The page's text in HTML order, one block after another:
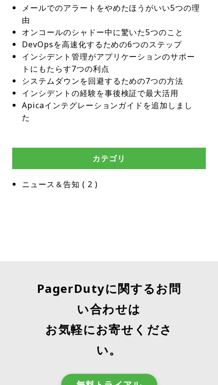
メールでのアラートをやめたほうがいい5つの理
由
オンコールのシャドー中に驚いた5つのこと
DevOpsを高速化するための6つのステップ
インシデント管理がアプリケーションのサポー
トにもたらす7つの利点
システムダウンを回避するための7つの方法
インシデントの経験を事後検証で最大活用
Apicaインテグレーションガイドを追加しまし
た
カテゴリ
ニュース＆告知 ( 2 )
PagerDutyに関するお問
い合わせは
お気軽にお寄せくださ
い。